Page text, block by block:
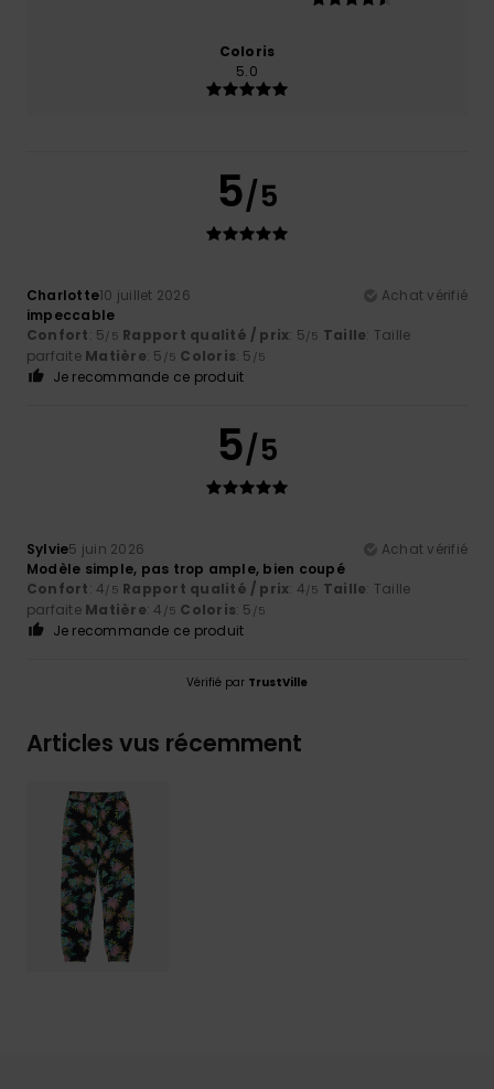
Coloris
5.0
5/5
Charlotte10 juillet 2026
Achat vérifié
impeccable
Confort: 5/5 Rapport qualité / prix: 5/5 Taille: Taille
parfaite Matière: 5 /5 Coloris: 5 /5
Je recommande ce produit
5/5
Sylvie5 juin 2026
Achat vérifié
Modèle simple, pas trop ample, bien coupé
Confort: 4/5 Rapport qualité / prix: 4/5 Taille: Taille
parfaite Matière: 4 /5 Coloris: 5 /5
Je recommande ce produit
Vérifié par TrustVille
Articles vus récemment